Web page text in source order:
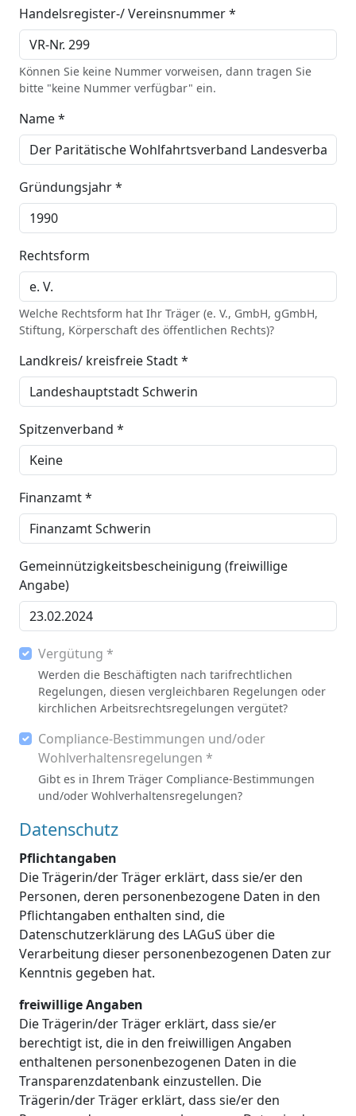
Handelsregister-/ Vereinsnummer *
Können Sie keine Nummer vorweisen, dann tragen Sie
bitte "keine Nummer verfügbar" ein.
Name *
Gründungsjahr *
Rechtsform
Welche Rechtsform hat Ihr Träger (e. V., GmbH, gGmbH,
Stiftung, Körperschaft des öffentlichen Rechts)?
Landkreis/ kreisfreie Stadt *
Spitzenverband *
Finanzamt *
Gemeinnützigkeitsbescheinigung (freiwillige
Angabe)
Vergütung *
Werden die Beschäftigten nach tarifrechtlichen
Regelungen, diesen vergleichbaren Regelungen oder
kirchlichen Arbeitsrechtsregelungen vergütet?
Compliance-Bestimmungen und/oder
Wohlverhaltensregelungen *
Gibt es in Ihrem Träger Compliance-Bestimmungen
und/oder Wohlverhaltensregelungen?
Datenschutz
Pflichtangaben
Die Trägerin/der Träger erklärt, dass sie/er den
Personen, deren personenbezogene Daten in den
Pflichtangaben enthalten sind, die
Datenschutzerklärung des LAGuS über die
Verarbeitung dieser personenbezogenen Daten zur
Kenntnis gegeben hat.
freiwillige Angaben
Die Trägerin/der Träger erklärt, dass sie/er
berechtigt ist, die in den freiwilligen Angaben
enthaltenen personenbezogenen Daten in die
Transparenzdatenbank einzustellen. Die
Trägerin/der Träger erklärt, dass sie/er den